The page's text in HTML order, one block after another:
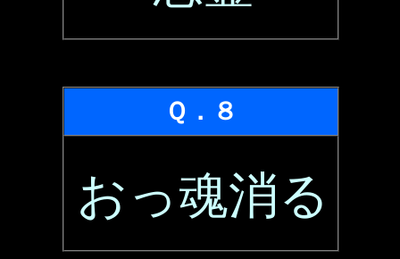
Ｑ．８
おっ魂消る